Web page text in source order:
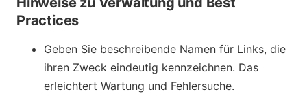
Practices
Geben Sie beschreibende Namen für Links, die
ihren Zweck eindeutig kennzeichnen. Das
erleichtert Wartung und Fehlersuche.